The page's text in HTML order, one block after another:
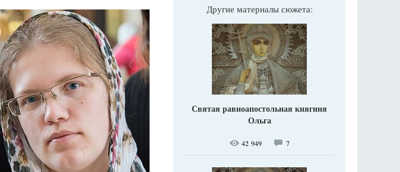
Другие материалы сюжета:
Святая равноапостольная княгиня
Ольга
42 949 7